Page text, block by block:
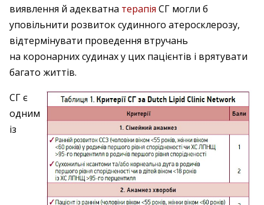
виявлення й адекватна терапія СГ могли б
уповільнити розвиток судинного атеросклерозу,
відтермінувати проведення втручань
на коронарних судинах у цих пацієнтів і врятувати
багато життів.
СГ є
одним
із